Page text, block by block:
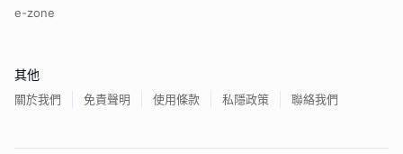
e-zone
其他
關於我們 免責聲明 使用條款 私隱政策 聯絡我們